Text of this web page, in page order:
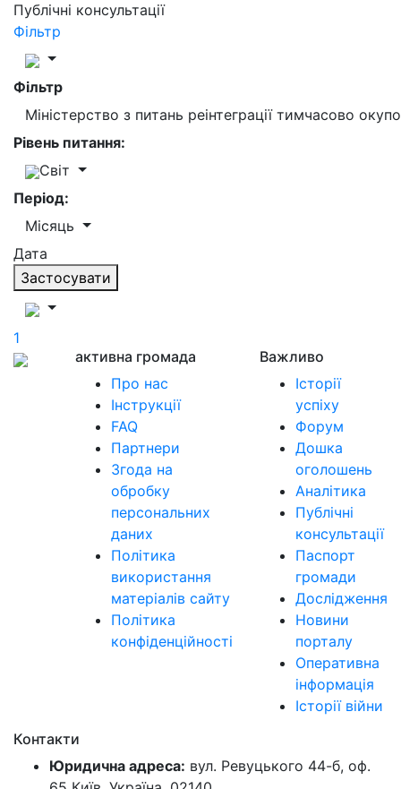
Публічні консультації
Фільтр
Фільтр
Міністерство з питань реінтеграції тимчасово
Рівень питання:
Світ
Період:
Місяць
Дата
Застосувати
1
активна громада
Про нас
Інструкції
FAQ
Партнери
Згода на
обробку
персональних
даних
Політика
використання
матеріалів сайту
Політика
конфіденційності
Важливо
Історії
успіху
Форум
Дошка
оголошень
Аналітика
Публічні
консультації
Паспорт
громади
Дослідження
Новини
порталу
Оперативна
інформація
Історії війни
Контакти
Юридична адреса: вул. Ревуцького 44-б, оф.